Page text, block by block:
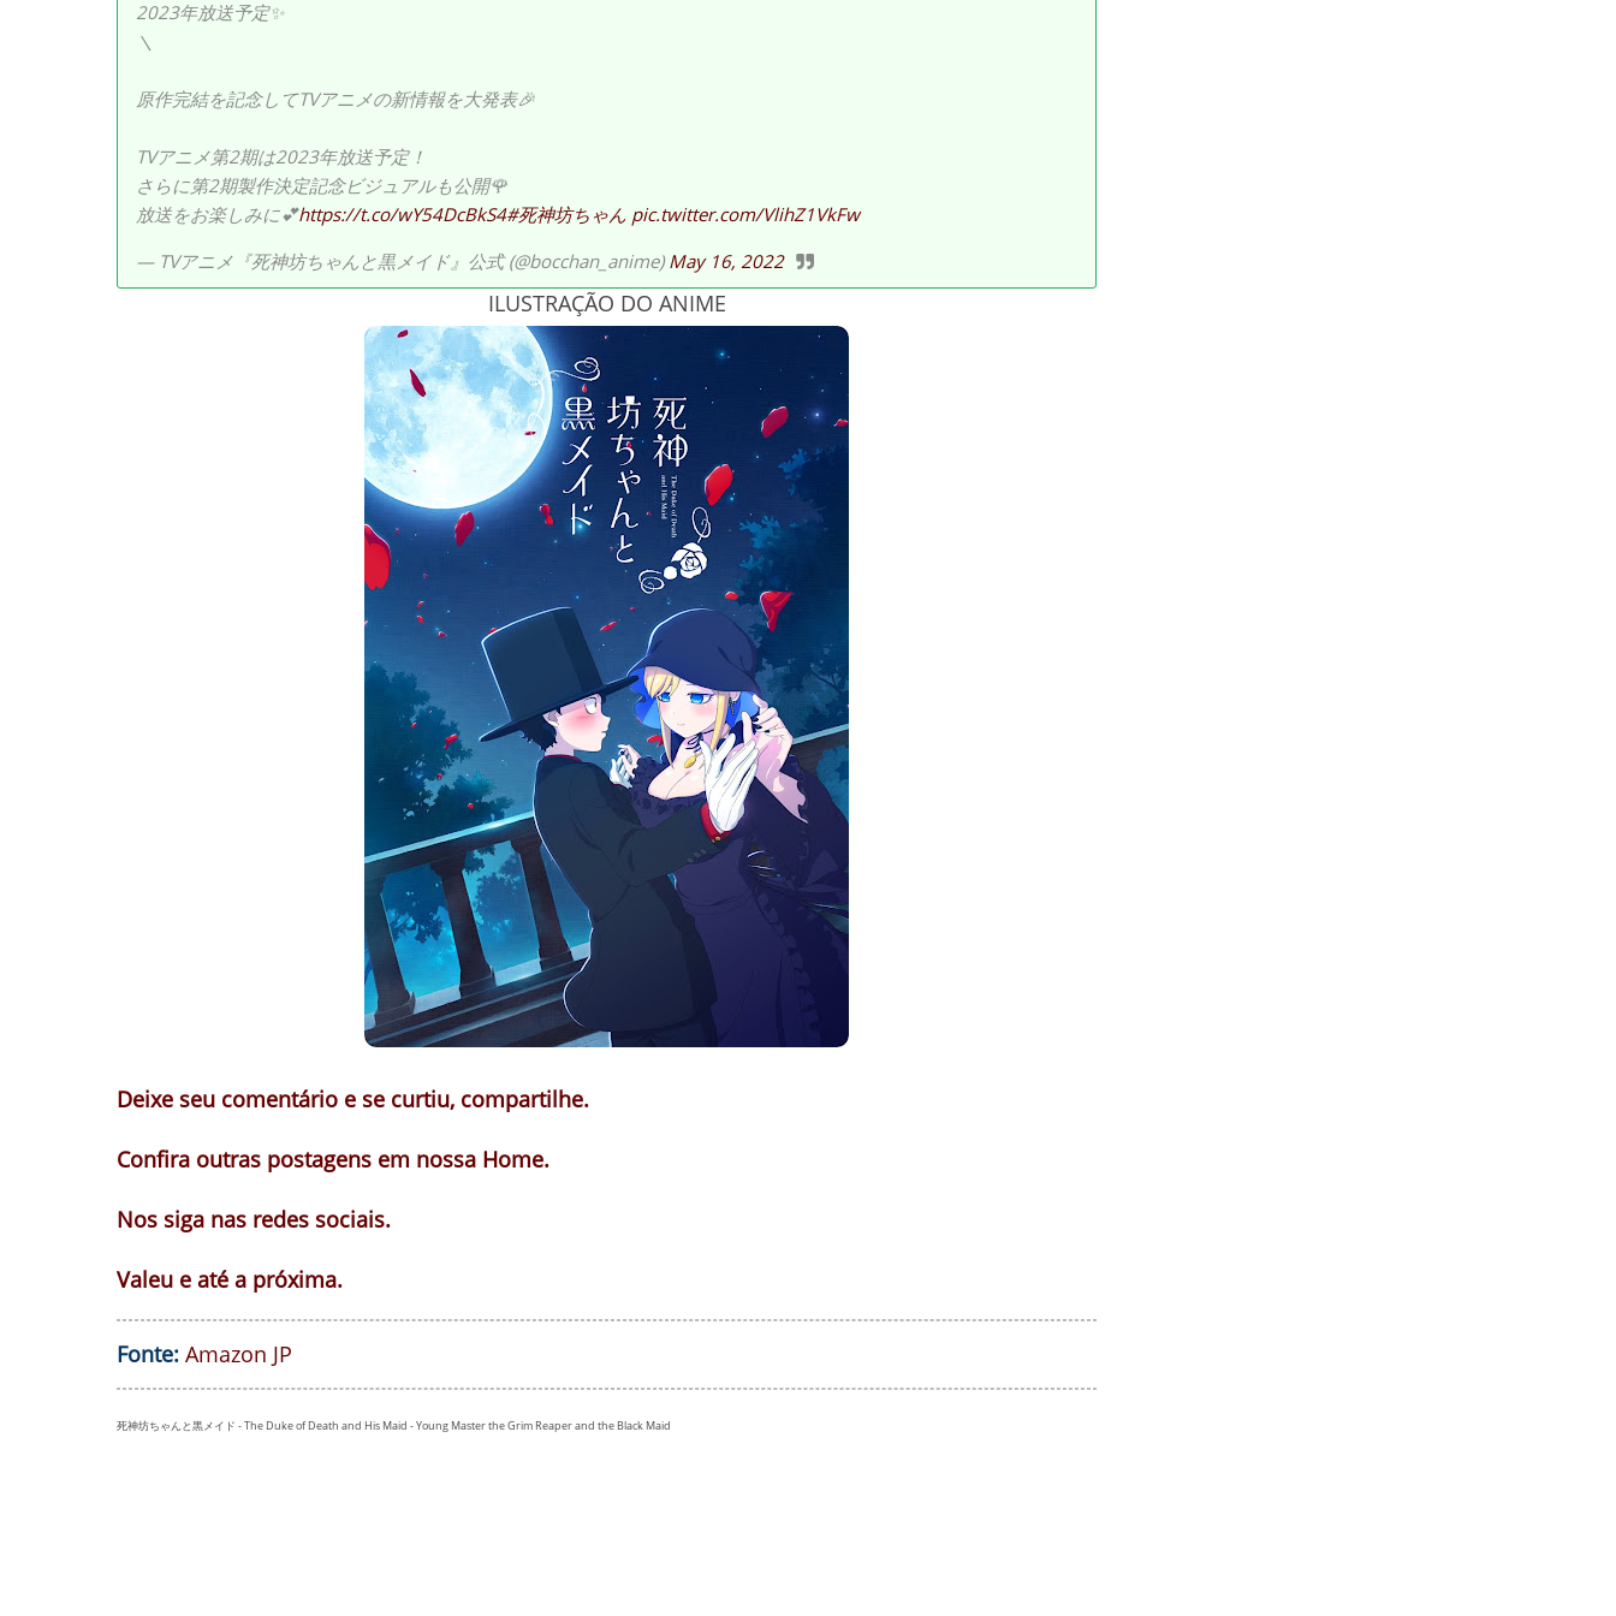
2023年放送予定✨
＼
原作完結を記念してTVアニメの新情報を大発表🎉
TVアニメ第2期は2023年放送予定！
さらに第2期製作決定記念ビジュアルも公開🌹
放送をお楽しみに💕https://t.co/wY54DcBkS4#死神坊ちゃん pic.twitter.com/VlihZ1VkFw
— TVアニメ『死神坊ちゃんと黒メイド』公式 (@bocchan_anime)May 16, 2022
ILUSTRAÇÃO DO ANIME
Deixe seu comentário e se curtiu, compartilhe.
Confira outras postagens em nossa Home.
Nos siga nas redes sociais.
Valeu e até a próxima.
Fonte: Amazon JP
死神坊ちゃんと黒メイド - The Duke of Death and His Maid - Young Master the Grim Reaper and the Black Maid